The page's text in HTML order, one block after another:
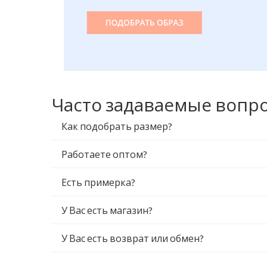
Часто задаваемые
Как подобрать размер?
Работаете оптом?
Есть примерка?
У Вас есть магазин?
У Вас есть возврат или обмен?